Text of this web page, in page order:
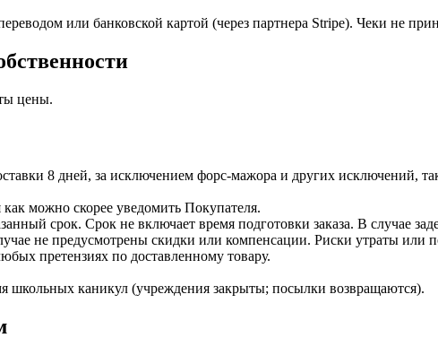
или банковской картой (через партнера Stripe). Чеки не
цены.
8 дней, за исключением форс-мажора и других исключений,
как можно скорее уведомить Покупателя.
срок. Срок не включает время подготовки заказа. В случае
не предусмотрены скидки или компенсации. Риски утраты или
претензиях по доставленному товару.
школьных каникул (учреждения закрыты; посылки возвращаются).